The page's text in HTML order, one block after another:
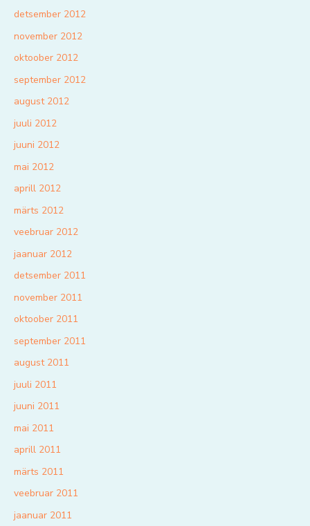
detsember 2012
november 2012
oktoober 2012
september 2012
august 2012
juuli 2012
juuni 2012
mai 2012
aprill 2012
märts 2012
veebruar 2012
jaanuar 2012
detsember 2011
november 2011
oktoober 2011
september 2011
august 2011
juuli 2011
juuni 2011
mai 2011
aprill 2011
märts 2011
veebruar 2011
jaanuar 2011